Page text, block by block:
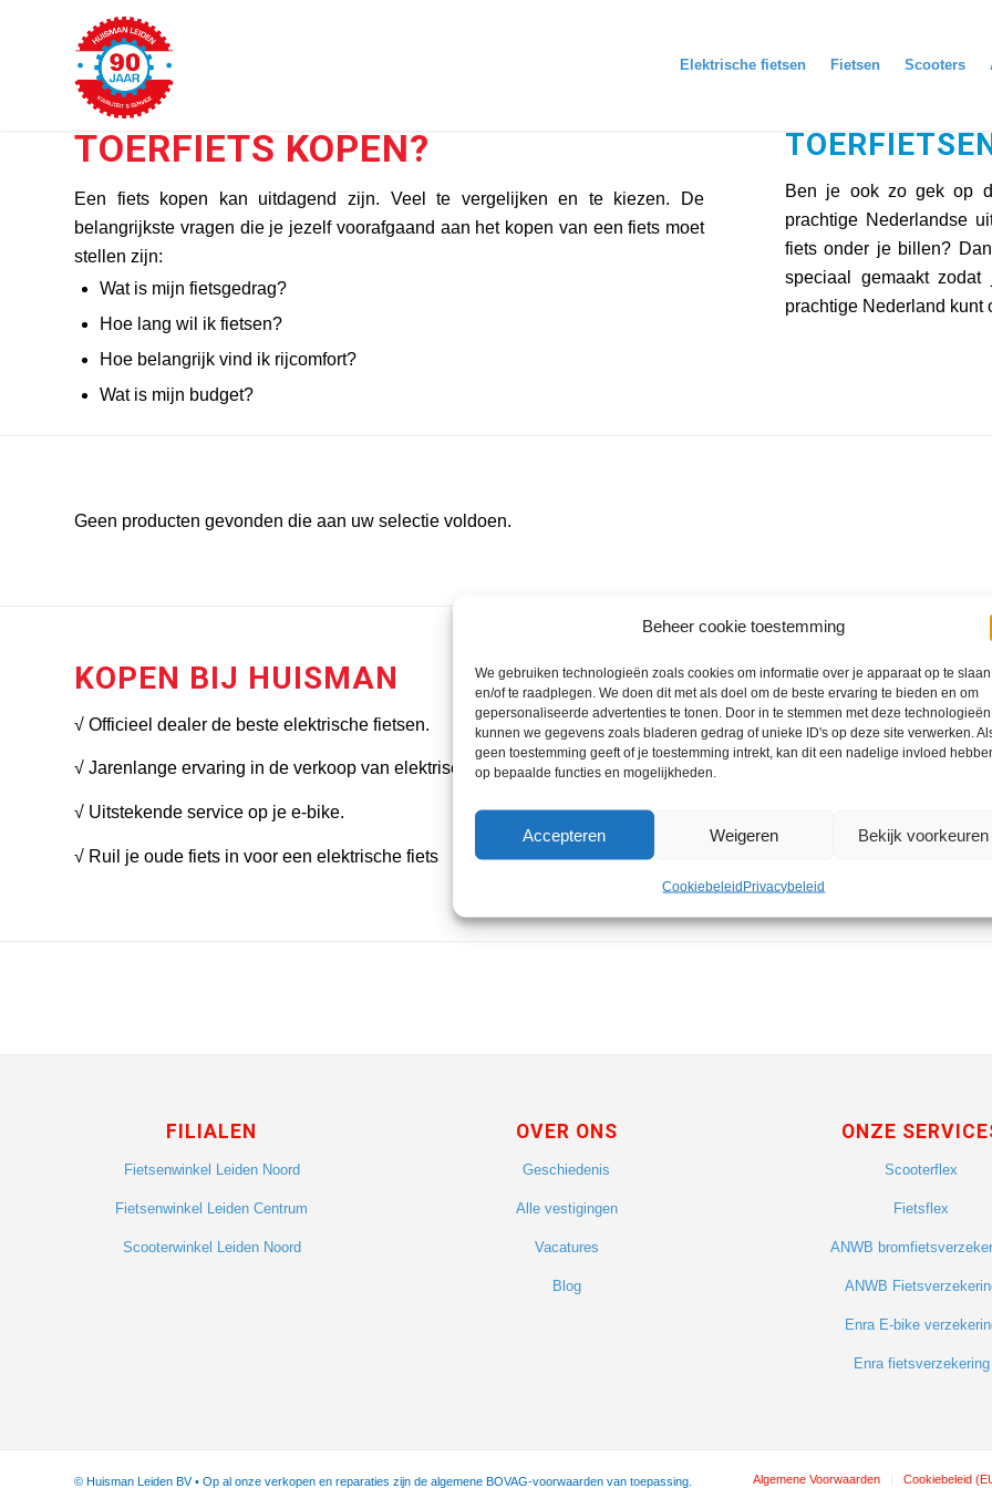
Beheer cookie toestemming
We gebruiken technologieën zoals cookies om informatie over je apparaat op te slaan
en/of te raadplegen. We doen dit met als doel om de beste ervaring te bieden en om
gepersonaliseerde advertenties te tonen. Door in te stemmen met deze technologieën
kunnen we gegevens zoals bladeren gedrag of unieke ID's op deze site verwerken.
geen toestemming geeft of je toestemming intrekt, kan dit een nadelige invloed
op bepaalde functies en mogelijkheden.
Accepteren Weigeren Bekijk voorkeuren
CookiebeleidPrivacybeleid
Elektrische fietsen Fietsen Scooters
TOERFIETS KOPEN?
Een fiets kopen kan uitdagend zijn. Veel te vergelijken en te kiezen. De
belangrijkste vragen die je jezelf voorafgaand aan het kopen van een fiets moet
stellen zijn:
Wat is mijn fietsgedrag?
Hoe lang wil ik fietsen?
Hoe belangrijk vind ik rijcomfort?
Wat is mijn budget?
Ben je ook zo gek op
prachtige Nederlandse
fiets onder je billen?
speciaal gemaakt
prachtige Nederland kunt
Geen producten gevonden die aan uw selectie voldoen.
KOPEN BIJ HUISMAN
√ Officieel dealer de beste elektrische fietsen.
√ Jarenlange ervaring in de verkoop van elektrische fietsen.
√ Uitstekende service op je e-bike.
√ Ruil je oude fiets in voor een elektrische fiets
FILIALEN
Fietsenwinkel Leiden Noord
Fietsenwinkel Leiden Centrum
Scooterwinkel Leiden Noord
OVER ONS
Geschiedenis
Alle vestigingen
Vacatures
Blog
ONZE
Scooterflex
Fietsflex
ANWB
ANWB
Enra E-bike
Enra fietsverzekering
© Huisman Leiden BV • Op al onze verkopen en reparaties zijn de algemene BOVAG-voorwaarden van toepassing. Algemene Voorwaarden Cookiebeleid